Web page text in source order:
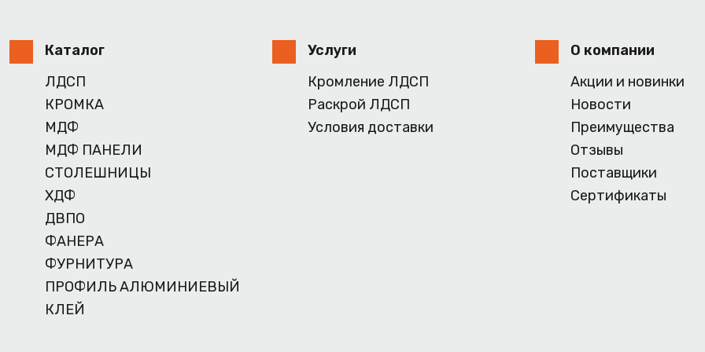
Каталог
ЛДСП
КРОМКА
МДФ
МДФ ПАНЕЛИ
СТОЛЕШНИЦЫ
ХДФ
ДВПО
ФАНЕРА
ФУРНИТУРА
ПРОФИЛЬ АЛЮМИНИЕВЫЙ
КЛЕЙ
Услуги
Кромление ЛДСП
Раскрой ЛДСП
Условия доставки
О компании
Акции и новинки
Новости
Преимущества
Отзывы
Поставщики
Сертификаты